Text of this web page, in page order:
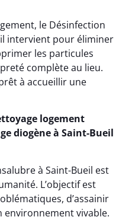
le Désinfection
intervient pour éliminer
les particules
complète au lieu.
à accueillir une
logement
diogène à Saint-Bueil
à Saint-Bueil est
L’objectif est
d’assainir
environnement vivable.